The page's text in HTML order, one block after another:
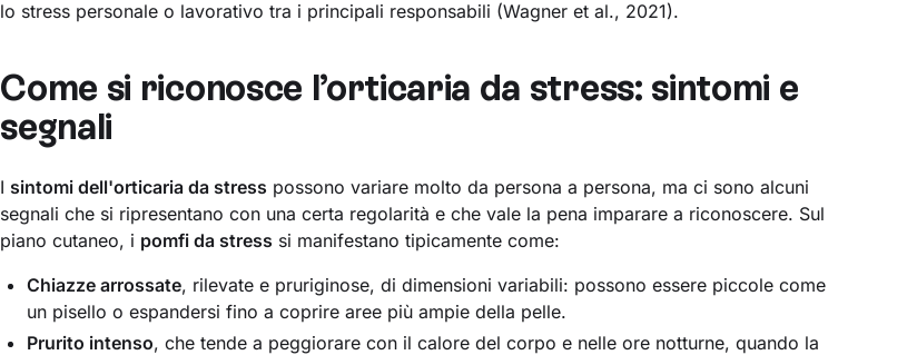
lo stress personale o lavorativo tra i principali responsabili (Wagner et al., 2021).
Come si riconosce l’orticaria da stress: sintomi e
segnali
I sintomi dell'orticaria da stress possono variare molto da persona a persona, ma ci sono alcuni
segnali che si ripresentano con una certa regolarità e che vale la pena imparare a riconoscere. Sul
piano cutaneo, i pomfi da stress si manifestano tipicamente come:
Chiazze arrossate, rilevate e pruriginose, di dimensioni variabili: possono essere piccole come
un pisello o espandersi fino a coprire aree più ampie della pelle.
Prurito intenso, che tende a peggiorare con il calore del corpo e nelle ore notturne, quando la